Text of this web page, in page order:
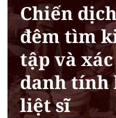
Chiến
đêm tìm
tập và
danh tính
liệt sĩ